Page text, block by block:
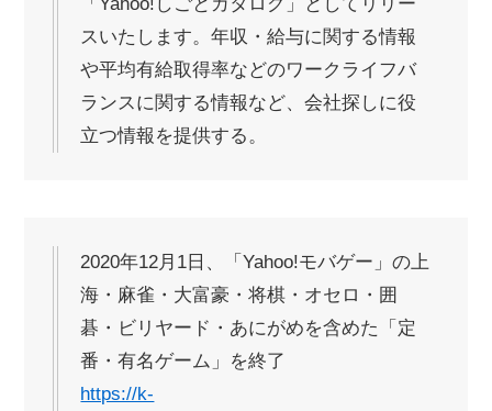
スいたします。年収・給与に関する情報
や平均有給取得率などのワークライフバ
ランスに関する情報など、会社探しに役
立つ情報を提供する。
2020年12月1日、「Yahoo!モバゲー」の上
海・麻雀・大富豪・将棋・オセロ・囲
碁・ビリヤード・あにがめを含めた「定
番・有名ゲーム」を終了
https://k-